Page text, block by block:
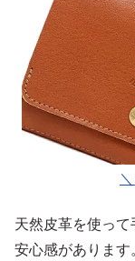
天然皮革を使って
安心感があります